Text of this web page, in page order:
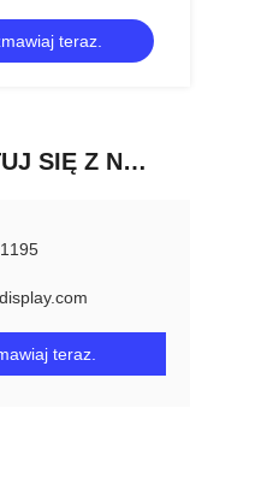
ciśnieniowo
teraz.
SKONTAKTUJ SIĘ Z NAMI
teraz.